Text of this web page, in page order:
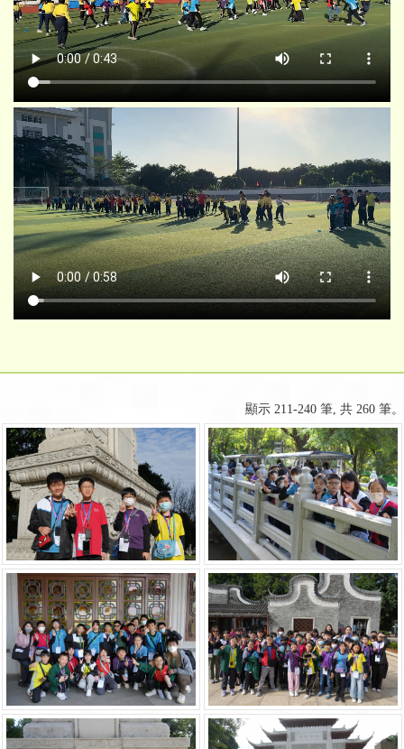
顯示 211-240 筆, 共 260 筆。